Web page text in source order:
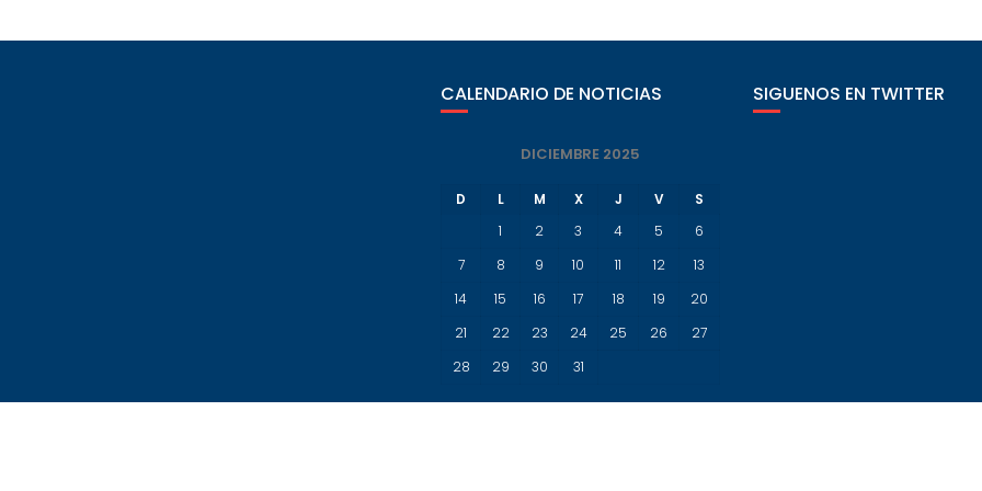
CALENDARIO DE NOTICIAS
DICIEMBRE 2025
D L M X J V
S
1
2 3 4 5
6
7
8 9 10 11 12
13
14
15 16 17 18 19
20
21
22 23 24 25 26
27
28
29 30 31
SIGUENOS EN TWITTER